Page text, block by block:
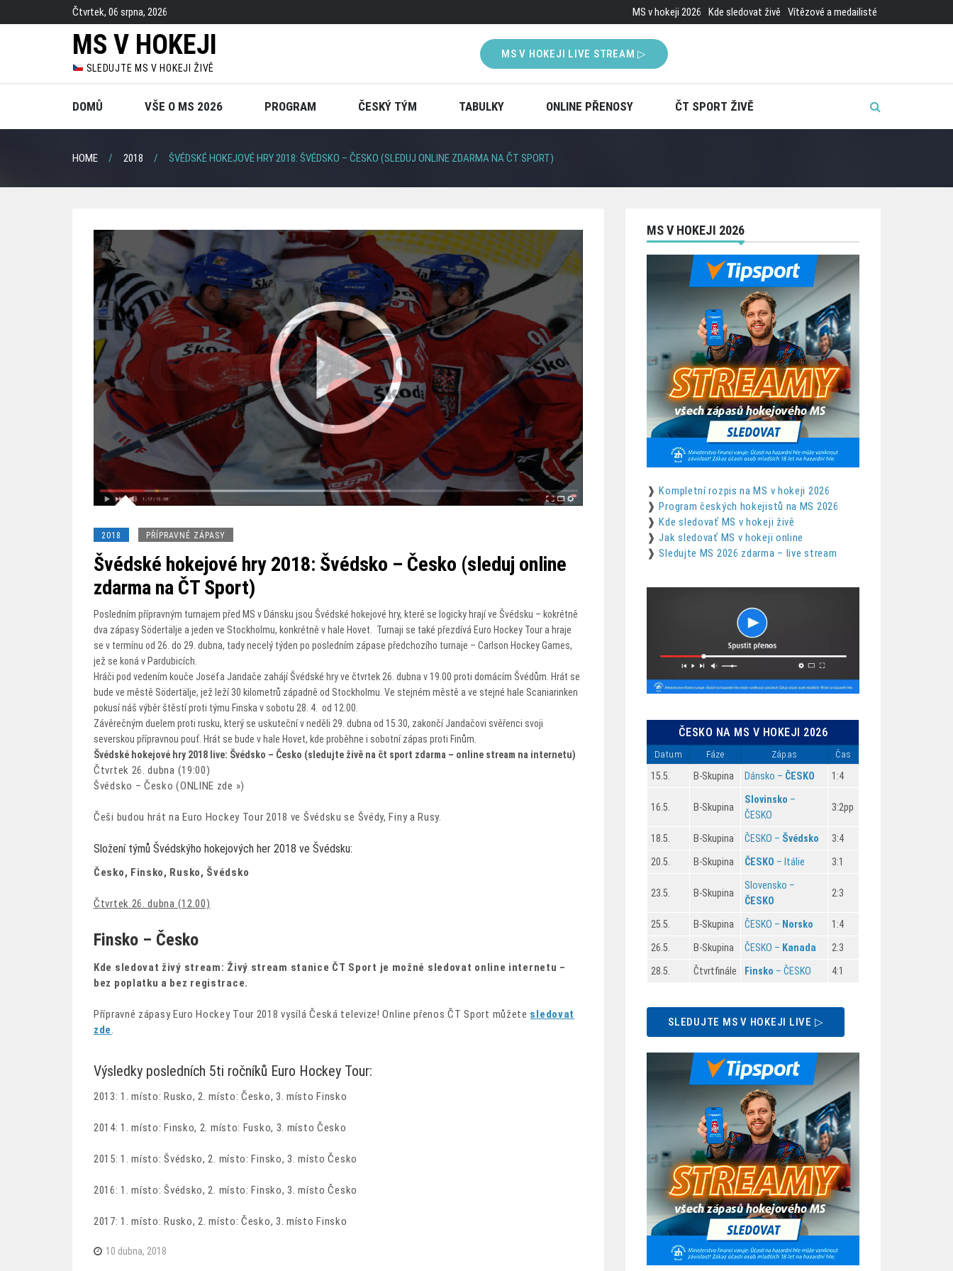
to
Čtvrtek, 06 srpna, 2026 MS v hokeji 2026 Kde sledovat živě Vítězové a medailisté
MS V HOKEJI
SLEDUJTE MS V HOKEJI ŽIVĚ
MS V HOKEJI LIVE STREAM ▷
DOMŮ VŠE O MS 2026 PROGRAM ČESKÝ TÝM TABULKY ONLINE PŘENOSY ČT SPORT ŽIVĚ
HOME 2018 ŠVÉDSKÉ HOKEJOVÉ HRY 2018: ŠVÉDSKO – ČESKO (SLEDUJ ONLINE ZDARMA NA ČT SPORT)
2018 PŘÍPRAVNÉ ZÁPASY
Švédské hokejové hry 2018: Švédsko – Česko (sleduj online
zdarma na ČT Sport)
Posledním přípravným turnajem před MS v Dánsku jsou Švédské hokejové hry, které se logicky hrají ve Švédsku – kokrétně
dva zápasy Södertälje a jeden ve Stockholmu, konkrétně v hale Hovet. Turnaji se také přezdívá Euro Hockey Tour a hraje
se v termínu od 26. do 29. dubna, tady necelý týden po posledním zápase předchozího turnaje – Carlson Hockey Games,
jež se koná v Pardubicích.
Hráči pod vedením kouče Josefa Jandače zahájí Švédské hry ve čtvrtek 26. dubna v 19.00 proti domácím Švédům. Hrát se
bude ve městě Södertälje, jež leží 30 kilometrů západně od Stockholmu. Ve stejném městě a ve stejné hale Scaniarinken
pokusí náš výběr štěstí proti týmu Finska v sobotu 28. 4. od 12.00.
Závěrečným duelem proti rusku, který se uskuteční v neděli 29. dubna od 15.30, zakončí Jandačovi svěřenci svoji
severskou přípravnou pouť. Hrát se bude v hale Hovet, kde proběhne i sobotní zápas proti Finům.
Švédské hokejové hry 2018 live: Švédsko – Česko (sledujte živě na čt sport zdarma – online stream na internetu)
Čtvrtek 26. dubna (19:00)
Švédsko – Česko (ONLINE zde »)
Češi budou hrát na Euro Hockey Tour 2018 ve Švédsku se Švédy, Finy a Rusy.
Složení týmů Švédskýho hokejových her 2018 ve Švédsku:
Česko, Finsko, Rusko, Švédsko
Čtvrtek 26. dubna (12.00)
Finsko – Česko
Kde sledovat živý stream: Živý stream stanice ČT Sport je možné sledovat online internetu –
bez poplatku a bez registrace.
Přípravné zápasy Euro Hockey Tour 2018 vysílá Česká televize! Online přenos ČT Sport můžete sledovat
zde.
Výsledky posledních 5ti ročníků Euro Hockey Tour:
2013: 1. místo: Rusko, 2. místo: Česko, 3. místo Finsko
2014: 1. místo: Finsko, 2. místo: Fusko, 3. místo Česko
2015: 1. místo: Švédsko, 2. místo: Finsko, 3. místo Česko
2016: 1. místo: Švédsko, 2. místo: Finsko, 3. místo Česko
2017: 1. místo: Rusko, 2. místo: Česko, 3. místo Finsko
10 dubna, 2018
MS V HOKEJI 2026
❱Kompletní rozpis na MS v hokeji 2026
❱Program českých hokejistů na MS 2026
❱Kde sledovať MS v hokeji živě
❱Jak sledovať MS v hokeji online
❱Sledujte MS 2026 zdarma – live stream
ČESKO NA MS V HOKEJI 2026
Datum Fáze Zápas Čas
15.5. B-Skupina Dánsko – ČESKO 1:4
16.5. B-Skupina
Slovinsko –
ČESKO
3:2pp
18.5. B-Skupina ČESKO – Švédsko 3:4
20.5. B-Skupina ČESKO – Itálie 3:1
23.5. B-Skupina
Slovensko –
ČESKO
2:3
25.5. B-Skupina ČESKO – Norsko 1:4
26.5. B-Skupina ČESKO – Kanada 2:3
28.5. Čtvrtfinále Finsko – ČESKO 4:1
SLEDUJTE MS V HOKEJI LIVE ▷